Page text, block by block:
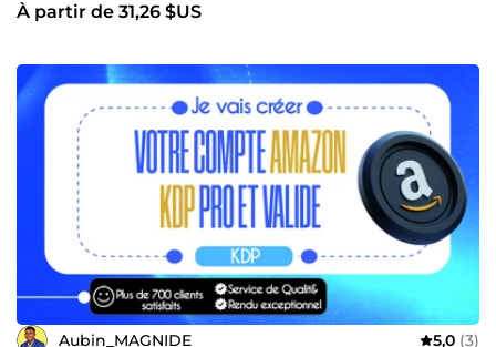
À partir de 31,26 $US
Aubin_MAGNIDE 5,0 (3)